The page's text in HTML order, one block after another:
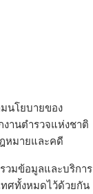
มนโยบายของ
านตำรวจแห่งชาติ
หมายและคดี
วมข้อมูลและบริการ
ทศทั้งหมดไว้ด้วยกัน